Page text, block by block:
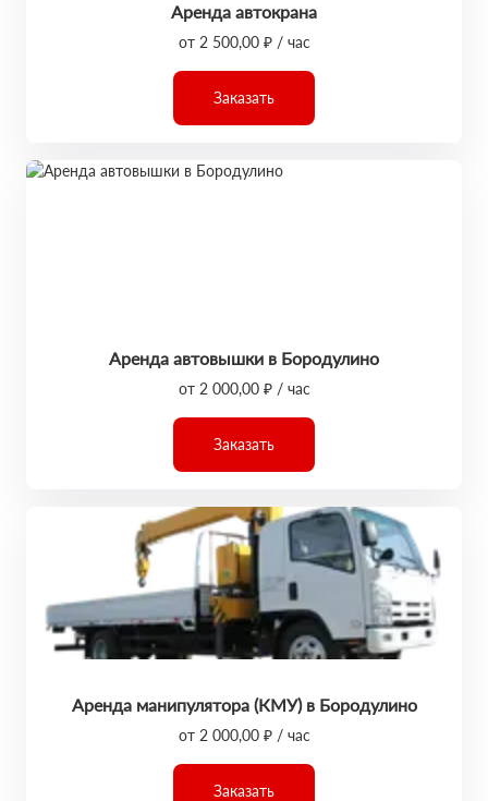
Аренда автокрана
от 2 500,00 ₽ / час
Заказать
Аренда автовышки в Бородулино
от 2 000,00 ₽ / час
Заказать
Аренда манипулятора (КМУ) в Бородулино
от 2 000,00 ₽ / час
Заказать